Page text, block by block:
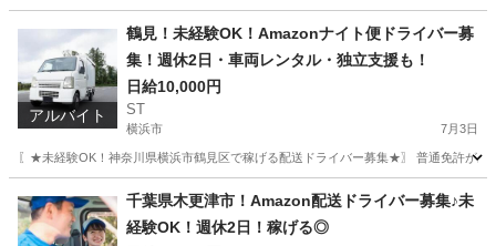
アルバイト
鶴見！未経験OK！Amazonナイト便ドライバー募
集！週休2日・車両レンタル・独立支援も！
日給10,000円
ST
横浜市 7月3日
〖★未経験OK！神奈川県横浜市鶴見区で稼げる配送ドライバー募集★〗 普通免許が
ドライバー Amazon
千葉県木更津市！Amazon配送ドライバー募集♪未
経験OK！週休2日！稼げる◎